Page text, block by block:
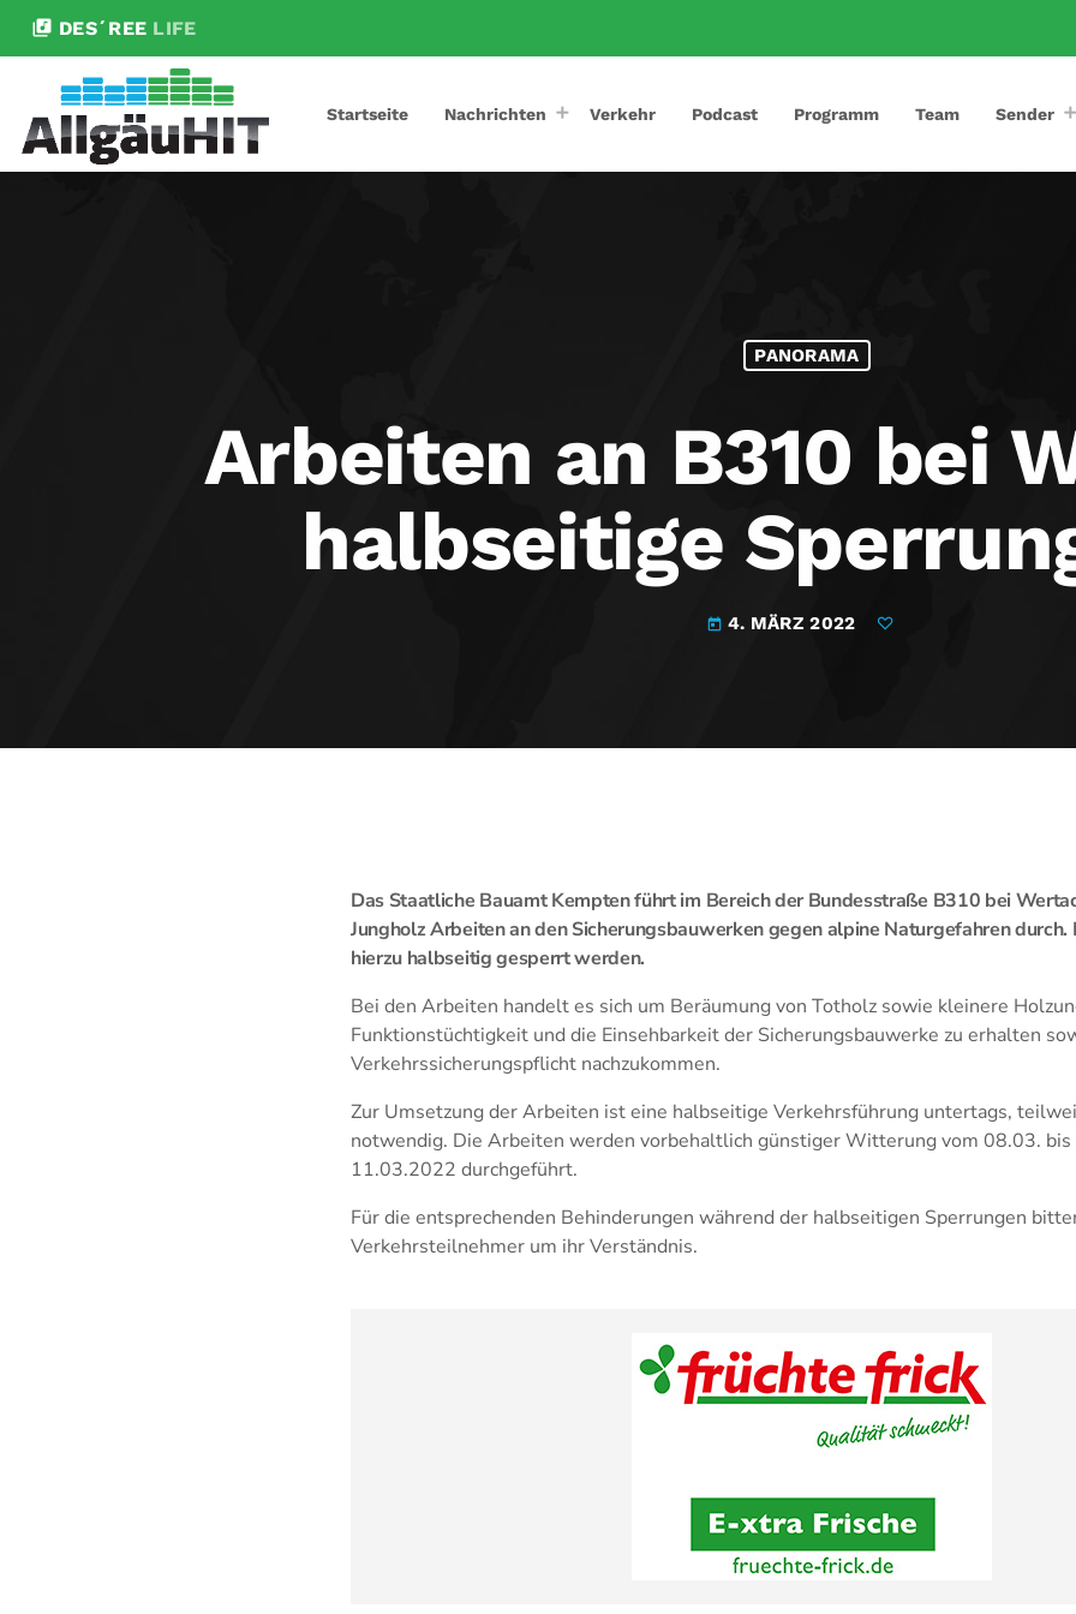
library_music DES´REE LIFE
Startseite Nachrichten Verkehr Podcast Programm Team Sender
PANORAMA
Arbeiten an B310 bei
halbseitige
today 4. MÄRZ 2022
Das Staatliche Bauamt Kempten führt im Bereich der Bundesstraße B310 bei
Jungholz Arbeiten an den Sicherungsbauwerken gegen alpine Naturgefahren durch.
hierzu halbseitig gesperrt werden.
Bei den Arbeiten handelt es sich um Beräumung von Totholz sowie kleinere
Funktionstüchtigkeit und die Einsehbarkeit der Sicherungsbauwerke zu erhalten
Verkehrssicherungspflicht nachzukommen.
Zur Umsetzung der Arbeiten ist eine halbseitige Verkehrsführung untertags,
notwendig. Die Arbeiten werden vorbehaltlich günstiger Witterung vom 08.03. bis
11.03.2022 durchgeführt.
Für die entsprechenden Behinderungen während der halbseitigen Sperrungen
Verkehrsteilnehmer um ihr Verständnis.